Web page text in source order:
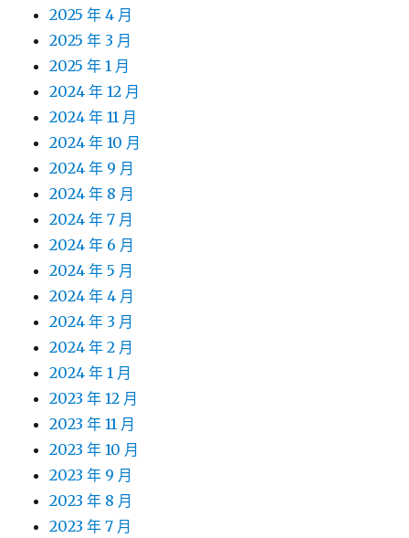
2025 年 4 月
2025 年 3 月
2025 年 1 月
2024 年 12 月
2024 年 11 月
2024 年 10 月
2024 年 9 月
2024 年 8 月
2024 年 7 月
2024 年 6 月
2024 年 5 月
2024 年 4 月
2024 年 3 月
2024 年 2 月
2024 年 1 月
2023 年 12 月
2023 年 11 月
2023 年 10 月
2023 年 9 月
2023 年 8 月
2023 年 7 月